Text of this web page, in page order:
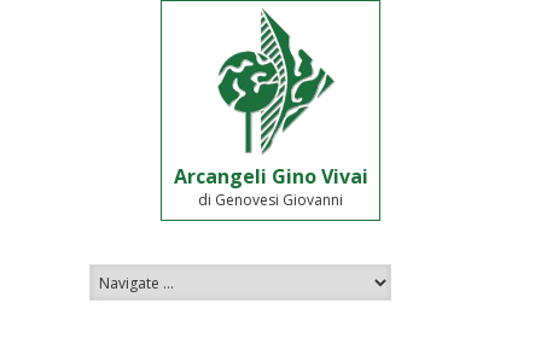
Arcangeli Gino Vivai
di Genovesi Giovanni